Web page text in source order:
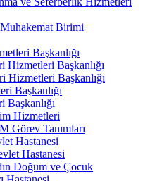
Birimi
Başkanlığı
Hizmetleri Başkanlığı
Hizmetleri Başkanlığı
Başkanlığı
Başkanlığı
Hizmetleri
Görev Tanımları
Hastanesi
Hastanesi
Doğum ve Çocuk